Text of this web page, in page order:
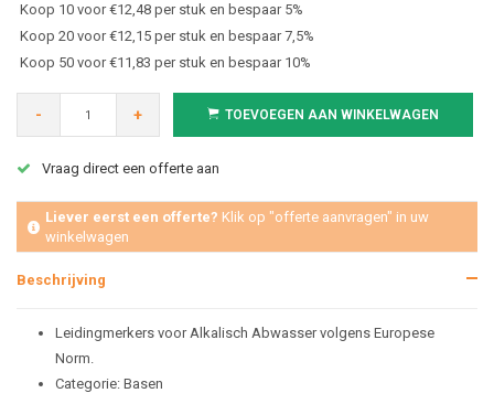
Koop 10 voor €12,48 per stuk en bespaar 5%
Koop 20 voor €12,15 per stuk en bespaar 7,5%
Koop 50 voor €11,83 per stuk en bespaar 10%
- + TOEVOEGEN AAN WINKELWAGEN
Vraag direct een offerte aan
Liever eerst een offerte? Klik op "offerte aanvragen" in uw
winkelwagen
Beschrijving
Leidingmerkers voor Alkalisch Abwasser volgens Europese
Norm.
Categorie: Basen